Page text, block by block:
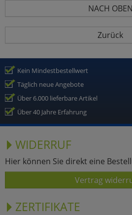
NACH OBEN
Zurück
Kein Mindestbestellwert
Täglich neue Angebote
Über 6.000 lieferbare Artikel
Über 40 Jahre Erfahrung
WIDERRUF
Hier können Sie direkt eine
Vertrag
ZERTIFIKATE